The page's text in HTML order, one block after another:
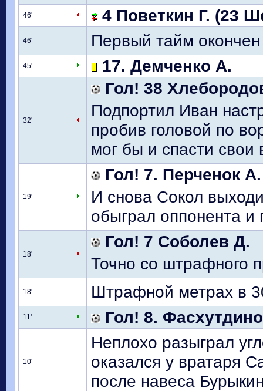
46' 4 Поветкин Г. (23
46' Первый тайм окончен
45' 17. Демченко А.
32'
Гол! 38
Подпортил Иван
пробив головой по
мог бы и спасти свои
19'
Гол! 7. Перченок А.
И снова Сокол
обыграл оппонента
18'
Гол! 7 Соболев Д.
Точно со штрафного
18' Штрафной метрах в
11' Гол! 8.
10'
Неплохо разыграл
оказался у вратаря
после навеса